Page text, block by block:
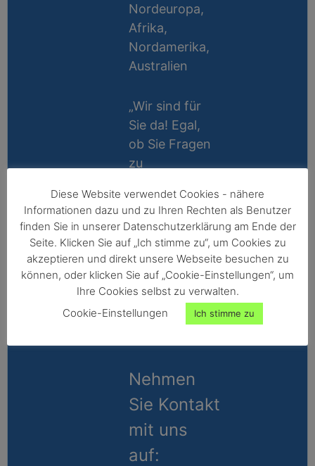
Nordeuropa,
Afrika,
Nordamerika,
Australien
„Wir sind für
Sie da! Egal,
ob Sie Fragen
zu
Kalibrierung,
Zubehör oder
Technik
haben, wir
helfen gerne
persönlich
weiter!“
Nehmen
Sie Kontakt
mit uns
auf:
Lifetime
Support
10 Jahre
Reparatur-
Diese Website verwendet Cookies - nähere
Informationen dazu und zu Ihren Rechten als Benutzer
finden Sie in unserer Datenschutzerklärung am Ende der
Seite. Klicken Sie auf „Ich stimme zu“, um Cookies zu
akzeptieren und direkt unsere Webseite besuchen zu
können, oder klicken Sie auf „Cookie-Einstellungen“, um
Ihre Cookies selbst zu verwalten.
Cookie-Einstellungen
Ich stimme zu